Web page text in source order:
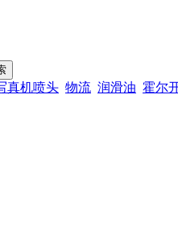
真机喷头 物流 润滑油 霍尔